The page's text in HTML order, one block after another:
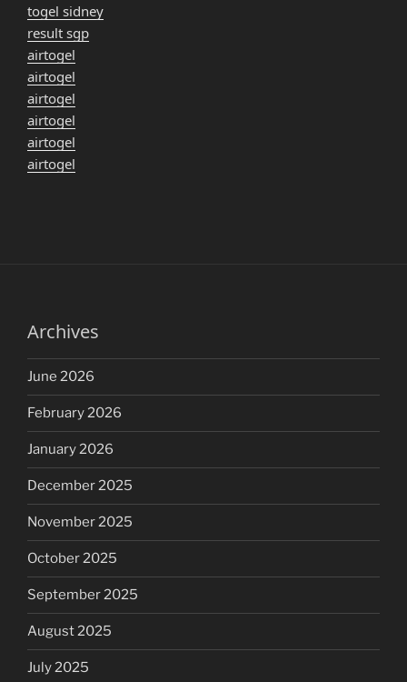
togel sidney
result sgp
airtogel
airtogel
airtogel
airtogel
airtogel
airtogel
Archives
June 2026
February 2026
January 2026
December 2025
November 2025
October 2025
September 2025
August 2025
July 2025